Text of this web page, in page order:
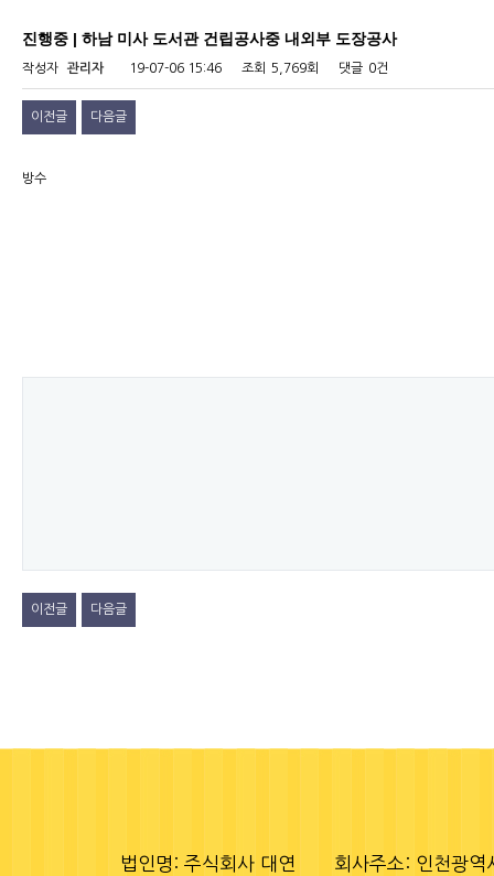
진행중 | 하남 미사 도서관 건립공사중 내외부 도장공사
작성자 관리자 19-07-06 15:46 조회 5,769회 댓글 0건
이전글 다음글
방수
이전글 다음글
법인명: 주식회사 대연 회사주소: 인천광